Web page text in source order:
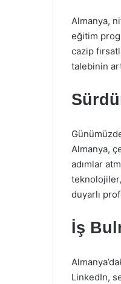
Almanya,
eğitim
cazip
talebinin
Almanya,
adımlar
duyarlı
İş
LinkedIn,